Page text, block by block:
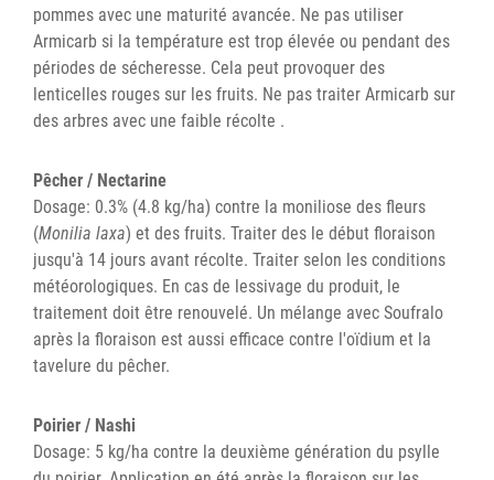
pommes avec une maturité avancée. Ne pas utiliser
Armicarb si la température est trop élevée ou pendant des
périodes de sécheresse. Cela peut provoquer des
lenticelles rouges sur les fruits. Ne pas traiter Armicarb sur
des arbres avec une faible récolte .
Pêcher / Nectarine
Dosage: 0.3% (4.8 kg/ha) contre la moniliose des fleurs
(Monilia laxa) et des fruits. Traiter des le début floraison
jusqu'à 14 jours avant récolte. Traiter selon les conditions
météorologiques. En cas de lessivage du produit, le
traitement doit être renouvelé. Un mélange avec Soufralo
après la floraison est aussi efficace contre l'oïdium et la
tavelure du pêcher.
Poirier / Nashi
Dosage: 5 kg/ha contre la deuxième génération du psylle